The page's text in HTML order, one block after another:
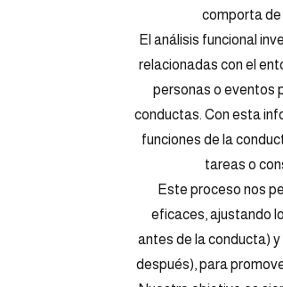
comporta
El análisis funcional
relacionadas con el
personas o eventos
conductas. Con esta
funciones de la
tareas o
Este proceso nos
eficaces, ajustando
antes de la conducta)
después), para